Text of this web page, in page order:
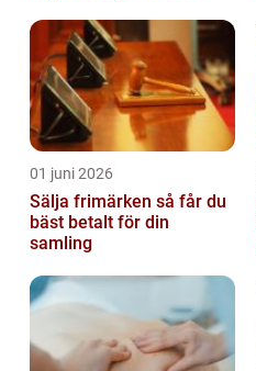
01 juni 2026
Sälja frimärken så får du
bäst betalt för din
samling